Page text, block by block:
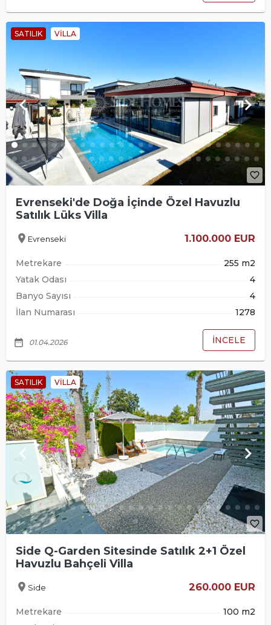
SATILIK VILLA
keyboard_arrow_left keyboard_arrow_right
favorite_border
Evrenseki'de Doğa İçinde Özel Havuzlu
Satılık Lüks Villa
location_on Evrenseki 1.100.000 EUR
Metrekare
255 m2
Yatak Odası
4
Banyo Sayısı
4
İlan Numarası
1278
date_range 01.04.2026 İNCELE
SATILIK VILLA
keyboard_arrow_left keyboard_arrow_right
favorite_border
Side Q-Garden Sitesinde Satılık 2+1 Özel
Havuzlu Bahçeli Villa
location_on Side 260.000 EUR
Metrekare
100 m2